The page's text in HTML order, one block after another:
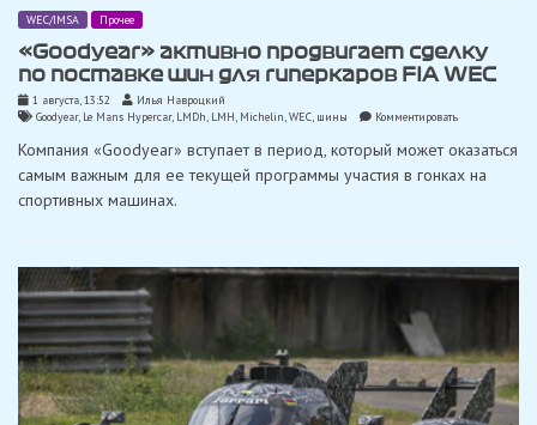
WEC/IMSA Прочее
«Goodyear» активно продвигает сделку
по поставке шин для гиперкаров FIA WEC
1 августа, 13:52
Илья Навроцкий
Goodyear, Le Mans Hypercar, LMDh, LMH, Michelin,WEC, шины Комментироватьon
активно
сделку
гиперкаров
FIA
Компания «Goodyear» вступает в период, который может оказаться
самым важным для ее текущей программы участия в гонках на
спортивных машинах.